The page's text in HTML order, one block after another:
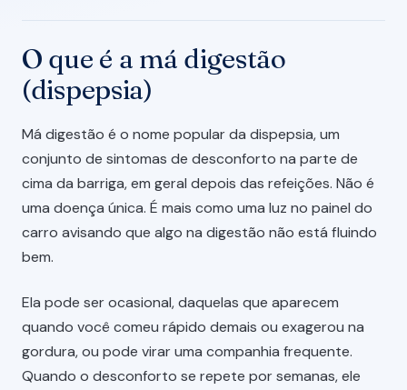
O que é a má digestão
(dispepsia)
Má digestão é o nome popular da dispepsia, um
conjunto de sintomas de desconforto na parte de
cima da barriga, em geral depois das refeições. Não é
uma doença única. É mais como uma luz no painel do
carro avisando que algo na digestão não está fluindo
bem.
Ela pode ser ocasional, daquelas que aparecem
quando você comeu rápido demais ou exagerou na
gordura, ou pode virar uma companhia frequente.
Quando o desconforto se repete por semanas, ele